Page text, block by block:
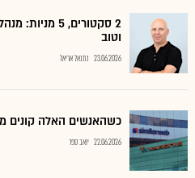
2 סקטורים, 5
וטוב
23.06.2026 נתנאל אריאל
כשהאנשים האלה קונים
22.06.2026 יואב ספר